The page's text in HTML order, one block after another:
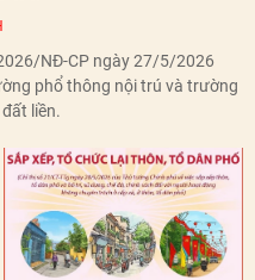
NĐ-CP ngày 27/5/2026
phổ thông nội trú và trường
liền.